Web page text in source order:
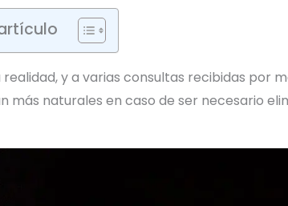
y a varias consultas recibidas por
más naturales en caso de ser necesario